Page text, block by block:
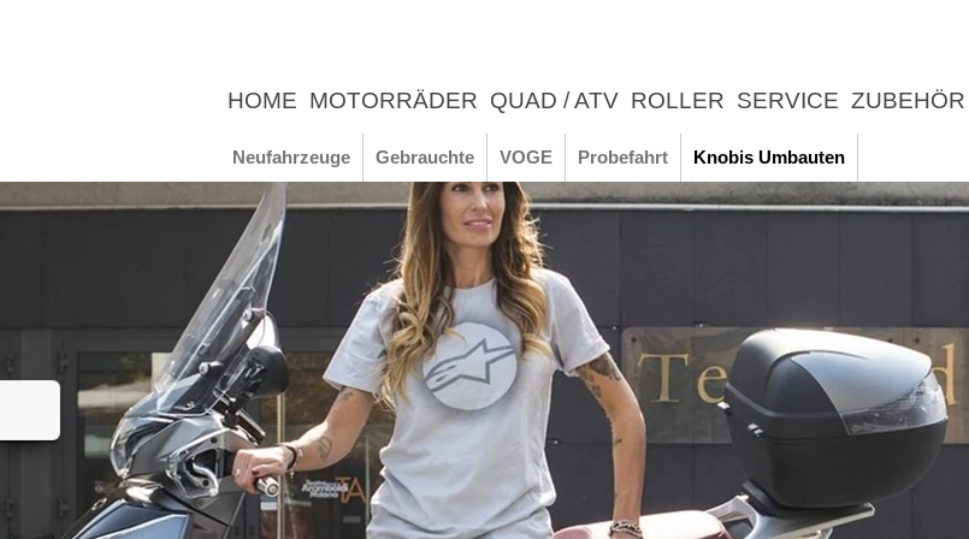
HOME MOTORRÄDER QUAD / ATV ROLLER SERVICE ZUBEHÖR
UNTERNEHMEN
NEWS ERLEBNIS
Neufahrzeuge Gebrauchte VOGE Probefahrt Knobis Umbauten